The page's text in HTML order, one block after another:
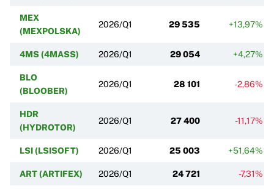
MEX
(MEXPOLSKA)
2026/Q1 29 535 +13,97%
4MS (4MASS) 2026/Q1 29 054 +4,27%
BLO
(BLOOBER)
2026/Q1 28 101 -2,86%
HDR
(HYDROTOR)
2026/Q1 27 400 -11,17%
LSI (LSISOFT) 2026/Q1 25 003 +51,64%
ART (ARTIFEX) 2026/Q1 24 721 -7,31%